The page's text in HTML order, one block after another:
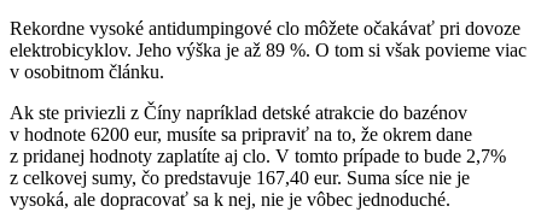
Rekordne vysoké antidumpingové clo môžete očakávať pri dovoze
elektrobicyklov. Jeho výška je až 89 %. O tom si však povieme viac
v osobitnom článku.
Ak ste priviezli z Číny napríklad detské atrakcie do bazénov
v hodnote 6200 eur, musíte sa pripraviť na to, že okrem dane
z pridanej hodnoty zaplatíte aj clo. V tomto prípade to bude 2,7%
z celkovej sumy, čo predstavuje 167,40 eur. Suma síce nie je
vysoká, ale dopracovať sa k nej, nie je vôbec jednoduché.